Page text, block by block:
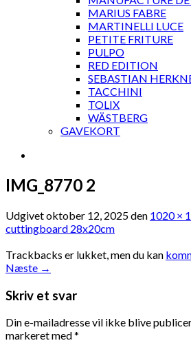
MARIUS FABRE
MARTINELLI LUCE
PETITE FRITURE
PULPO
RED EDITION
SEBASTIAN
TACCHINI
TOLIX
WÄSTBERG
GAVEKORT
IMG_8770 2
Udgivetoktober 12, 2025den 1020 ×
cuttingboard 28x20cm
Trackbacks er lukket, men du kan
Næste →
Skriv et svar
Din e-mailadresse vil ikke blive
markeret med*